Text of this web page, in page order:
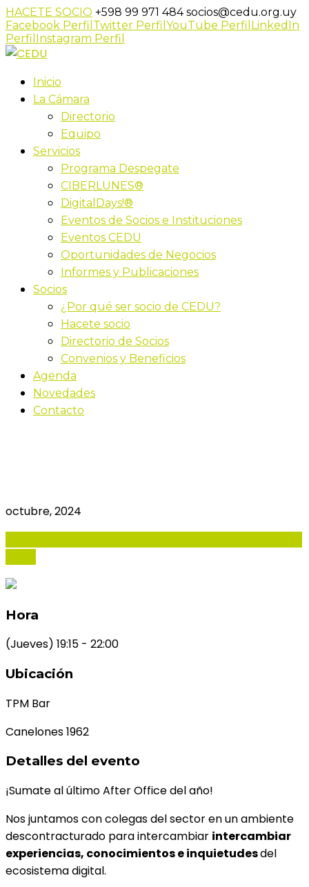
HACETE SOCIO +598 99 971 484socios@cedu.org.uy
Facebook Perfil Twitter Perfil YouTube Perfil LinkedIn
Perfil Instagram Perfil
Inicio
La Cámara
Directorio
Equipo
Servicios
Programa Despegate
CIBERLUNES®
DigitalDays!®
Eventos de Socios e Instituciones
Eventos CEDU
Oportunidades de Negocios
Informes y Publicaciones
Socios
¿Por qué ser socio de CEDU?
Hacete socio
Directorio de Socios
Convenios y Beneficios
Agenda
Novedades
Contacto
octubre, 2024
Hora
(Jueves) 19:15 - 22:00
Ubicación
TPM Bar
Canelones 1962
Detalles del evento
¡Sumate al último After Office del año!
Nos juntamos con colegas del sector en un ambiente
descontracturado para intercambiar intercambiar
experiencias, conocimientos e inquietudesdel
ecosistema digital.